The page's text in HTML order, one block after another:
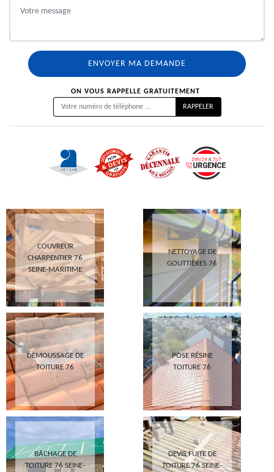
ON VOUS RAPPELLE GRATUITEMENT
COUVREUR
CHARPENTIER 76
SEINE-MARITIME
NETTOYAGE DE
GOUTTIÈRES 76
DEMOUSSAGE DE
TOITURE 76
POSE RÉSINE
TOITURE 76
BÂCHAGE DE
TOITURE 76 SEINE-
DEVIS FUITE DE
TOITURE 76 SEINE-